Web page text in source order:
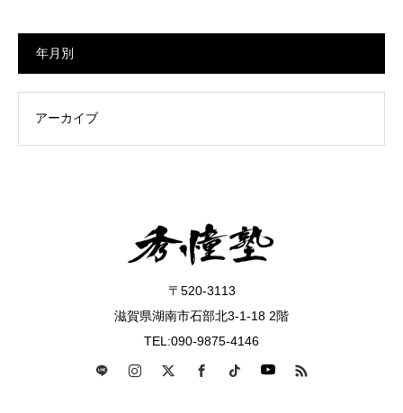
年月別
〒520-3113
滋賀県湖南市石部北3-1-18 2階
TEL:090-9875-4146